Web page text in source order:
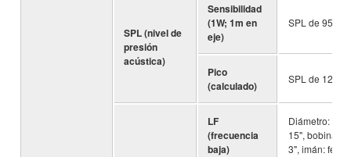
SPL (nivel de
presión
acústica)
Sensibilidad
(1W; 1m en
eje)
SPL de 95 dB
Pico
(calculado)
SPL de 125
LF
(frecuencia
baja)
Diámetro:
15", bobina
3", imán: ferrita